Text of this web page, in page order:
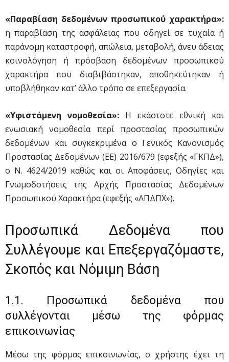
«Παραβίαση δεδομένων προσωπικού χαρακτήρα»:
η παραβίαση της ασφάλειας που οδηγεί σε τυχαία ή
παράνομη καταστροφή, απώλεια, μεταβολή, άνευ άδειας
κοινολόγηση ή πρόσβαση δεδομένων προσωπικού
χαρακτήρα που διαβιβάστηκαν, αποθηκεύτηκαν ή
υποβλήθηκαν κατ’ άλλο τρόπο σε επεξεργασία.
«Υφιστάμενη νομοθεσία»: Η εκάστοτε εθνική και
ενωσιακή νομοθεσία περί προστασίας προσωπικών
δεδομένων και συγκεκριμένα ο Γενικός Κανονισμός
Προστασίας Δεδομένων (ΕΕ) 2016/679 (εφεξής «ΓΚΠΔ»),
ο Ν. 4624/2019 καθώς και οι Αποφάσεις, Οδηγίες και
Γνωμοδοτήσεις της Αρχής Προστασίας Δεδομένων
Προσωπικού Χαρακτήρα (εφεξής «ΑΠΔΠΧ»).
Προσωπικά Δεδομένα που
Συλλέγουμε και Επεξεργαζόμαστε,
Σκοπός και Νόμιμη Βάση
1.1. Προσωπικά δεδομένα που
συλλέγονται μέσω της φόρμας
επικοινωνίας
Μέσω της φόρμας επικοινωνίας, ο χρήστης έχει τη